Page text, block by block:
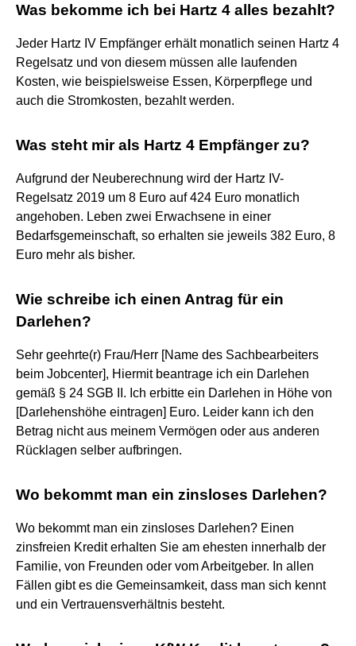
Was bekomme ich bei Hartz 4 alles bezahlt?
Jeder Hartz IV Empfänger erhält monatlich seinen Hartz 4
Regelsatz und von diesem müssen alle laufenden
Kosten, wie beispielsweise Essen, Körperpflege und
auch die Stromkosten, bezahlt werden.
Was steht mir als Hartz 4 Empfänger zu?
Aufgrund der Neuberechnung wird der Hartz IV-
Regelsatz 2019 um 8 Euro auf 424 Euro monatlich
angehoben. Leben zwei Erwachsene in einer
Bedarfsgemeinschaft, so erhalten sie jeweils 382 Euro, 8
Euro mehr als bisher.
Wie schreibe ich einen Antrag für ein
Darlehen?
Sehr geehrte(r) Frau/Herr [Name des Sachbearbeiters
beim Jobcenter], Hiermit beantrage ich ein Darlehen
gemäß § 24 SGB II. Ich erbitte ein Darlehen in Höhe von
[Darlehenshöhe eintragen] Euro. Leider kann ich den
Betrag nicht aus meinem Vermögen oder aus anderen
Rücklagen selber aufbringen.
Wo bekommt man ein zinsloses Darlehen?
Wo bekommt man ein zinsloses Darlehen? Einen
zinsfreien Kredit erhalten Sie am ehesten innerhalb der
Familie, von Freunden oder vom Arbeitgeber. In allen
Fällen gibt es die Gemeinsamkeit, dass man sich kennt
und ein Vertrauensverhältnis besteht.